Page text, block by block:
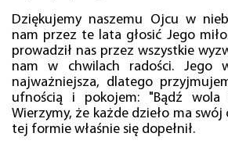
Dziękujemy naszemu Ojcu w
nam przez te lata głosić Jego
prowadził nas przez wszystkie
nam w chwilach radości. Jego
najważniejsza, dlatego
ufnością i pokojem: "Bądź wola
Wierzymy, że każde dzieło ma swój
tej formie właśnie się dopełnił.